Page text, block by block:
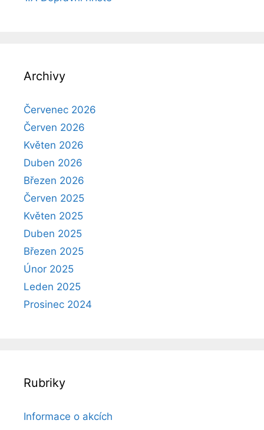
Archivy
Červenec 2026
Červen 2026
Květen 2026
Duben 2026
Březen 2026
Červen 2025
Květen 2025
Duben 2025
Březen 2025
Únor 2025
Leden 2025
Prosinec 2024
Rubriky
Informace o akcích